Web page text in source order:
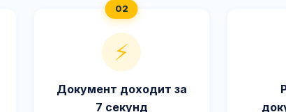
⚡
Документ доходит за
7 секунд